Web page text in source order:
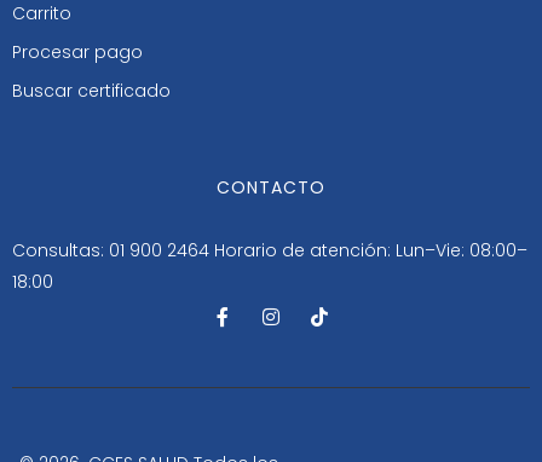
Carrito
Procesar pago
Buscar certificado
CONTACTO
Consultas: 01 900 2464 Horario de atención: Lun–Vie: 08:00–
18:00
F
a
b
I
n
a
T
i
o